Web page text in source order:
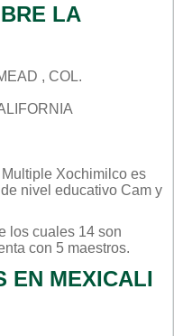
LA
, COL.
Xochimilco es
de nivel educativo Cam y
los cuales 14 son
con 5 maestros.
EN MEXICALI